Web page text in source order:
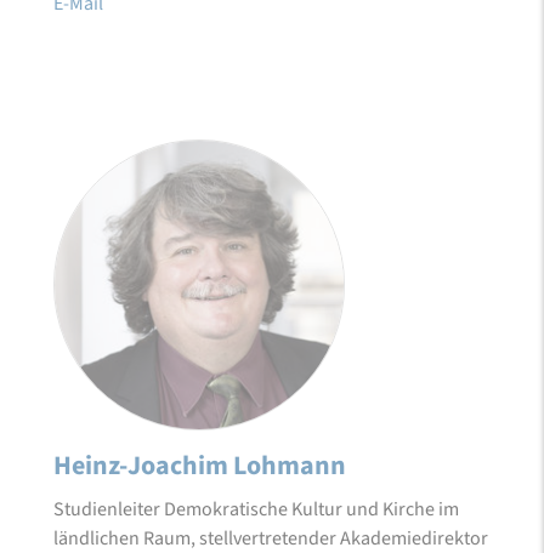
Heinz-Joachim Lohmann
Studienleiter Demokratische Kultur und Kirche im
ländlichen Raum, stellvertretender Akademiedirektor